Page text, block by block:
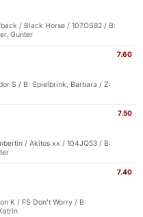
/ Black Horse / 107OS82 / B:
Gunter
7.60
S / B: Spielbrink, Barbara / Z:
7.50
/ Akitos xx / 104JQ53 / B:
7.40
K / FS Don't Worry / B: